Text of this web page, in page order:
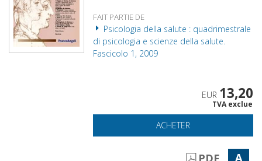
FAIT PARTIE DE
Psicologia della salute : quadrimestrale
di psicologia e scienze della salute.
Fascicolo 1, 2009
EUR 13,20
TVA exclue
ACHETER
PDF A